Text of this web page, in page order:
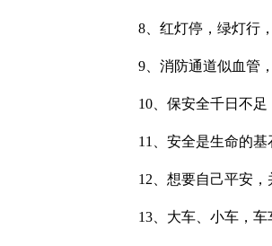
8、红灯停，绿灯行，
9、消防通道似血管，
10、保安全千日不足
11、安全是生命的基
12、想要自己平安，并
13、大车、小车，车